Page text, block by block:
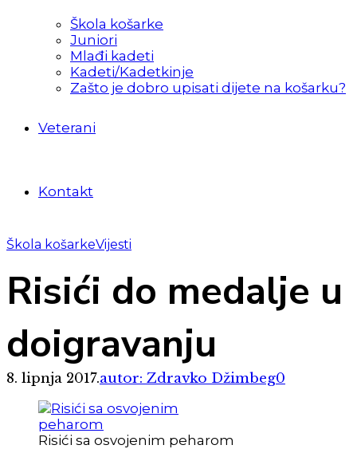
Škola košarke
Juniori
Mlađi kadeti
Kadeti/Kadetkinje
Zašto je dobro upisati dijete na košarku?
Veterani
Kontakt
Škola košarkeVijesti
Risići do medalje u
doigravanju
8. lipnja 2017.autor: Zdravko Džimbeg0
Risići sa osvojenim peharom